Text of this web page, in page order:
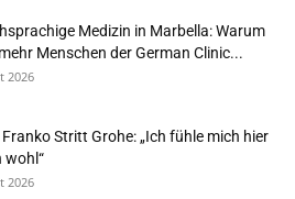
Medizin in Marbella: Warum
Menschen der German Clinic...
2026
Stritt Grohe: „Ich fühle mich hier
wohl“
2026